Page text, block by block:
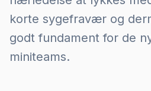
korte sygefravær og
godt fundament for de
miniteams.